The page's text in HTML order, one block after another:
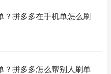
？拼多多在手机单怎么刷
？拼多多怎么帮别人刷单